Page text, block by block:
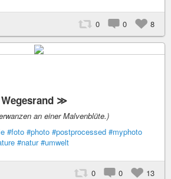
0 0 8
≫
an einer Malvenblüte.)
#foto #photo #postprocessed #myphoto
#natur #umwelt
0 0 13